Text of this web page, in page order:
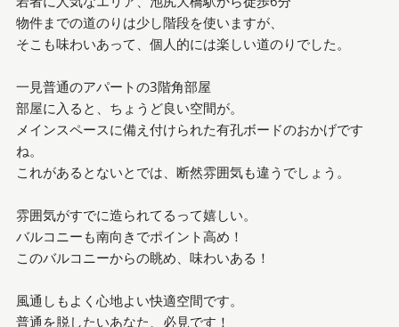
物件までの道のりは少し階段を使いますが、
そこも味わいあって、個人的には楽しい道のりでした。
一見普通のアパートの3階角部屋
部屋に入ると、ちょうど良い空間が。
メインスペースに備え付けられた有孔ボードのおかげです
ね。
これがあるとないとでは、断然雰囲気も違うでしょう。
雰囲気がすでに造られてるって嬉しい。
バルコニーも南向きでポイント高め！
このバルコニーからの眺め、味わいある！
風通しもよく心地よい快適空間です。
普通を脱したいあなた、必見です！